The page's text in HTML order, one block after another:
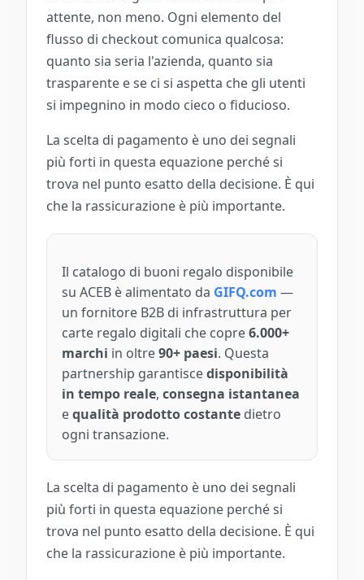
attente, non meno. Ogni elemento del
flusso di checkout comunica qualcosa:
quanto sia seria l'azienda, quanto sia
trasparente e se ci si aspetta che gli utenti
si impegnino in modo cieco o fiducioso.
La scelta di pagamento è uno dei segnali
più forti in questa equazione perché si
trova nel punto esatto della decisione. È qui
che la rassicurazione è più importante.
Il catalogo di buoni regalo disponibile
su ACEB è alimentato da GIFQ.com —
un fornitore B2B di infrastruttura per
carte regalo digitali che copre6.000+
marchi in oltre90+ paesi. Questa
partnership garantiscedisponibilità
in tempo reale, consegna istantanea
equalità prodotto costante dietro
ogni transazione.
La scelta di pagamento è uno dei segnali
più forti in questa equazione perché si
trova nel punto esatto della decisione. È qui
che la rassicurazione è più importante.